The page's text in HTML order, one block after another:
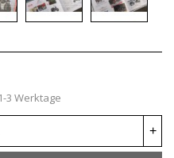
3 Werktage
+